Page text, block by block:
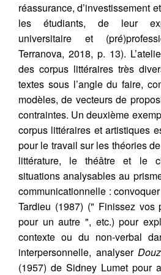
réassurance, d’investissement
les étudiants, de leur
universitaire et
Terranova, 2018, p. 13).
des corpus littéraires très
textes sous l’angle du faire,
modèles, de vecteurs de
contraintes. Un deuxième
corpus littéraires et artistiques
pour le travail sur les théories
littérature, le théâtre et le
situations analysables au
communicationnelle :
Tardieu (1987) (" Finissez
pour un autre ", etc.) pour
contexte ou du non-verbal
interpersonnelle, analyser
(1957) de Sidney Lumet pour